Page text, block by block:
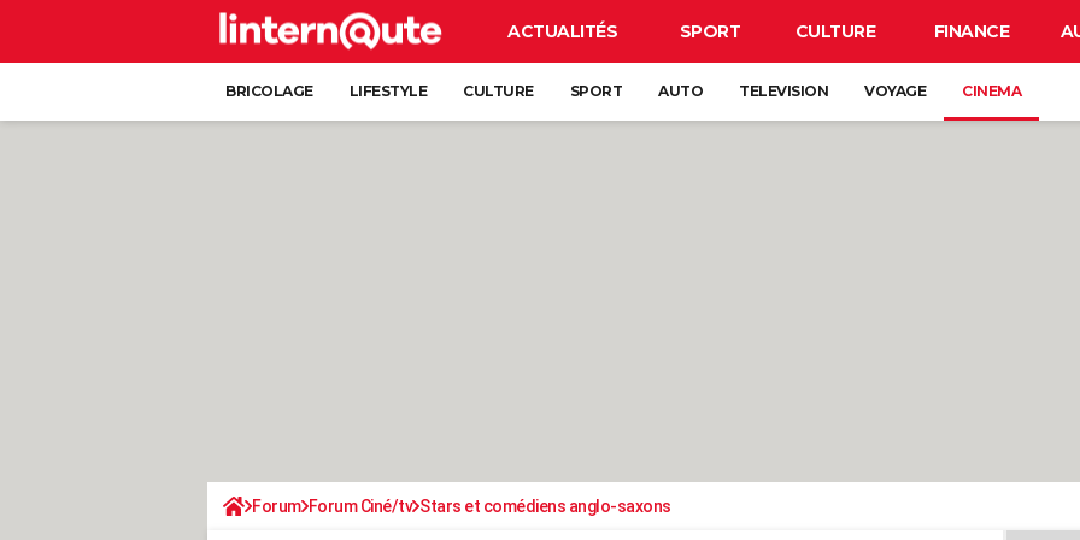
ACTUALITÉS SPORT CULTURE FINANCE
BRICOLAGE LIFESTYLE CULTURE SPORT AUTO TELEVISION VOYAGE CINEMA
Forum Forum Ciné/tv Stars et comédiens anglo-saxons